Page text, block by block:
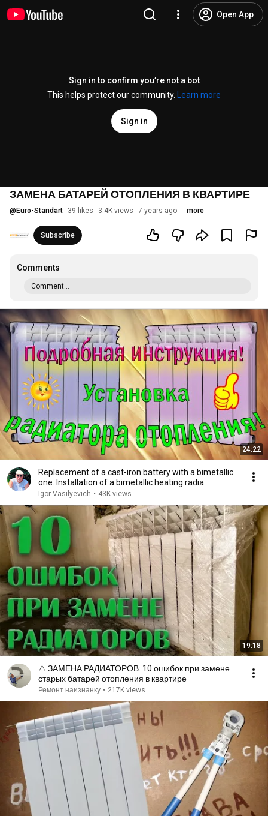
Open App
Sign in to confirm you’re not a bot
This helps protect our community.
Learn more
Sign in
ЗАМЕНА БАТАРЕЙ ОТОПЛЕНИЯ В КВАРТИРЕ
@ Euro-Standart 39 likes 3.4K views 7 years ago more
Subscribe
Comments
Comment...
24:22
Replacement of a cast-iron battery with a bimetallic
one. Installation of a bimetallic heating radia
Igor Vasilyevich • 43K views
19:18
⚠️ ЗАМЕНА РАДИАТОРОВ: 10 ошибок при замене
старых батарей отопления в квартире
Ремонт наизнанку • 217K views